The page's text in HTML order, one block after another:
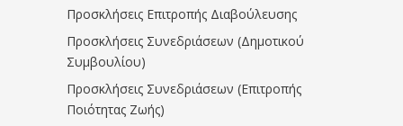
Προσκλήσεις Επιτροπής Διαβούλευσης
Προσκλήσεις Συνεδριάσεων (Δημοτικού
Συμβουλίου)
Προσκλήσεις Συνεδριάσεων (Επιτροπής
Ποιότητας Ζωής)